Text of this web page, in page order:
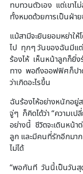
ทบทวนตัวเอง แต่เขาไ
ทั้งหมดด้วยการเป็นฝ่าย
แม้สามีจะยินยอมหย่าใ
ไป ทุกๆ วันของฉันมีแ
ร้องไห้ เห็นหน้าลูกก็ยิ่ง
ทาง พอถึงออฟฟิศก็ปา
ว่าเกิดอะไรขึ้น
ฉันร้องไห้อย่างหนักอยู่
จู่ๆ ก็คิดได้ว่า “ความเป
อย่างนี้ ชีวิตจะเดินหน้
ลูก และมีคนที่รักอีกมาก
ไม่ได้
“พอกันที วันนี้เป็นวันสุ